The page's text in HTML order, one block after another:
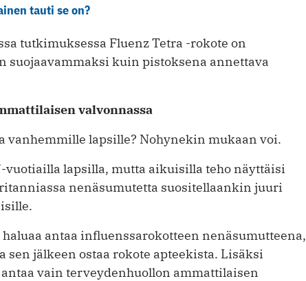
tauti se on?
tutkimuksessa Fluenz Tetra -rokote on
suojaavammaksi kuin pistoksena annettava
valvonnassa
vanhemmille lapsille? Nohynekin mukaan voi.
vuotiailla lapsilla, mutta aikuisilla teho näyttäisi
nenäsumutetta suositellaankin juuri
antaa influenssarokotteen nenäsumutteena,
sen jälkeen ostaa rokote apteekista. Lisäksi
vain terveydenhuollon ammattilaisen